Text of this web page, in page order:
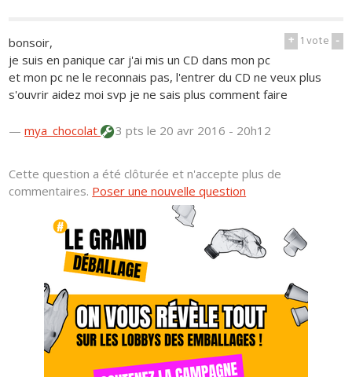
+ 1vote -
bonsoir,
je suis en panique car j'ai mis un CD dans mon pc
et mon pc ne le reconnais pas, l'entrer du CD ne veux plus
s'ouvrir aidez moi svp je ne sais plus comment faire
—mya_chocolat 3 ptsle 20 avr 2016 - 20h12
Cette question a été clôturée et n'accepte plus de
commentaires. Poser une nouvelle question